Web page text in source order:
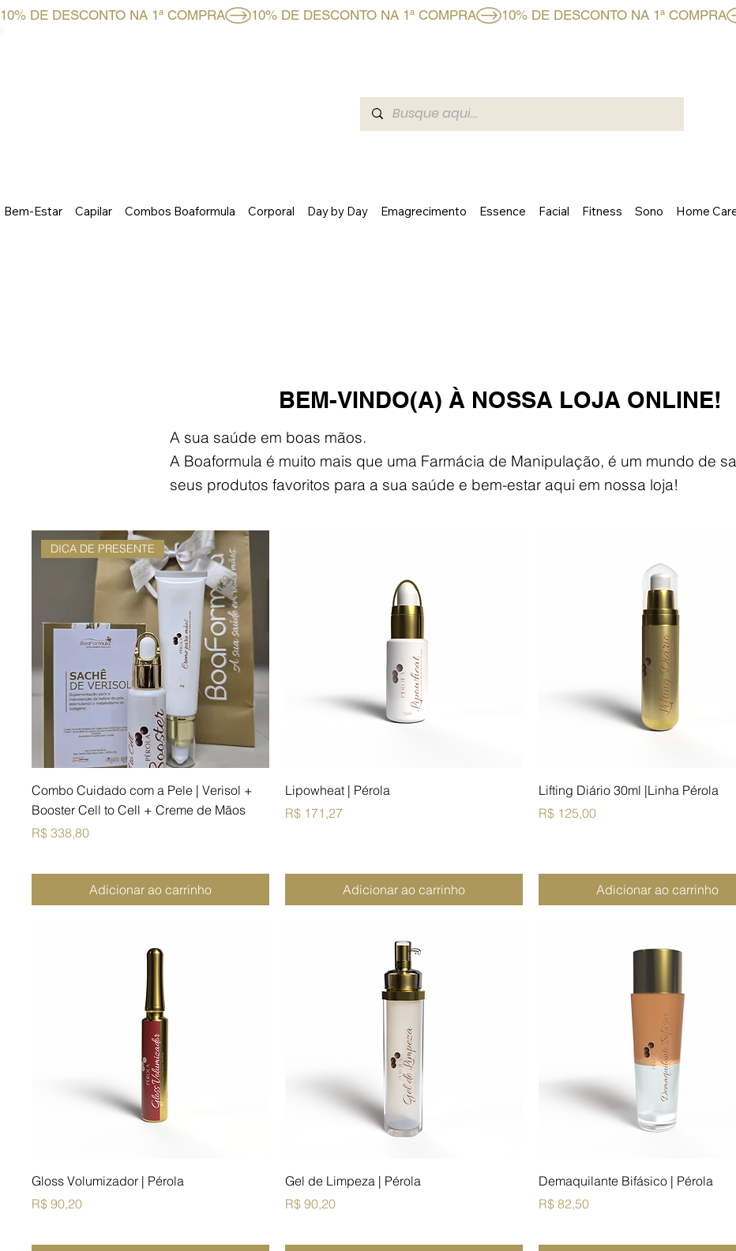
10% DE DESCONTO NA 1ª COMPRA
Bem-Estar Capilar Combos Boaformula Corporal Day by Day Emagrecimento Essence Facial Fitness Sono Home
BEM-VINDO(A) À NOSSA LOJA ONLINE!
A sua saúde em boas mãos.
A Boaformula é muito mais que uma Farmácia de Manipulação, é um mundo de
seus produtos favoritos para a sua saúde e bem-estar aqui em nossa loja!
DICA DE PRESENTE
Combo Cuidado com a Pele | Verisol +
Booster Cell to Cell + Creme de Mãos
Preço
R$ 338,80
Adicionar ao carrinho
Lipowheat | Pérola
Preço
R$ 171,27
Adicionar ao carrinho
Lifting Diário 30ml |Linha Pérola
Preço
R$ 125,00
Adicionar ao carrinho
Gloss Volumizador | Pérola
Preço
R$ 90,20
Gel de Limpeza | Pérola
Preço
R$ 90,20
Demaquilante Bifásico | Pérola
Preço
R$ 82,50